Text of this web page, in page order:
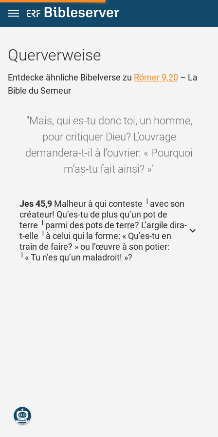
Zum Inhalt springen
Querverweise
Entdecke ähnliche Bibelverse zu Römer 9,20 – La
Bible du Semeur
"Mais, qui es-tu donc toi, un homme,
pour critiquer Dieu? L’ouvrage
demandera-t-il à l’ouvrier: « Pourquoi
m’as-tu fait ainsi? »"
Jes 45,9 Malheur à qui conteste ╵avec son
créateur! Qu’es-tu de plus qu’un pot de
terre ╵parmi des pots de terre? L’argile dira-
t-elle ╵à celui qui la forme: « Qu’es-tu en
train de faire? » ou l’œuvre à son potier:
╵« Tu n’es qu’un maladroit! »?